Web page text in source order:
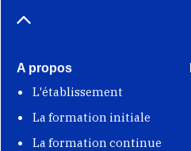
A propos
L'établissement
La formation initiale
La formation continue